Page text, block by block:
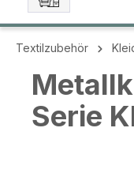
Textilzubehör
Serie